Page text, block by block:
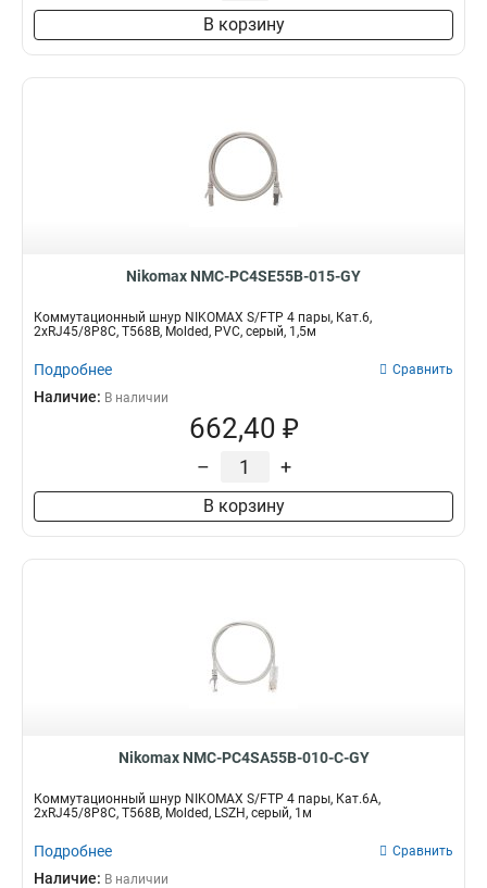
В корзину
Nikomax NMC-PC4SE55B-015-GY
Коммутационный шнур NIKOMAX S/FTP 4 пары, Кат.6,
2хRJ45/8P8C, T568B, Molded, PVC, серый, 1,5м
Подробнее Сравнить
Наличие: В наличии
662,40 ₽
– +
В корзину
Nikomax NMC-PC4SA55B-010-C-GY
Коммутационный шнур NIKOMAX S/FTP 4 пары, Кат.6A,
2хRJ45/8P8C, T568B, Molded, LSZH, серый, 1м
Подробнее Сравнить
Наличие: В наличии